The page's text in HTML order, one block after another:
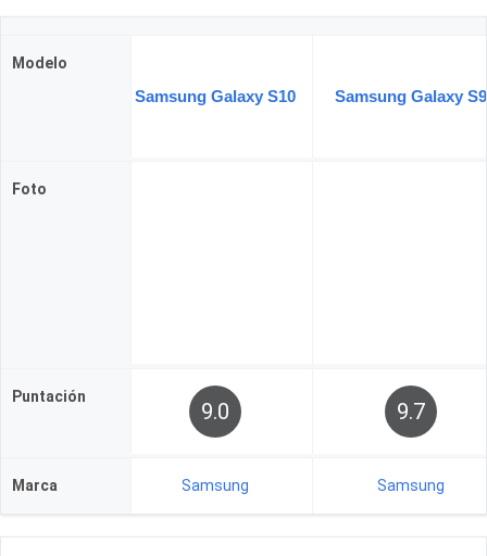
Modelo
Samsung Galaxy S10 Samsung Galaxy S9
Foto
Puntación
9.0 9.7
Marca Samsung Samsung